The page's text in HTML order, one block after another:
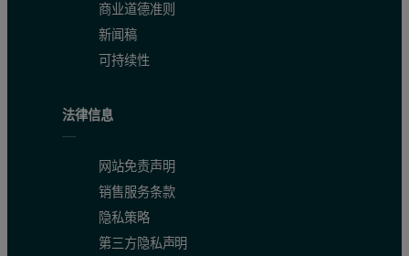
商业道德准则
新闻稿
可持续性
法律信息
网站免责声明
销售服务条款
隐私策略
第三方隐私声明